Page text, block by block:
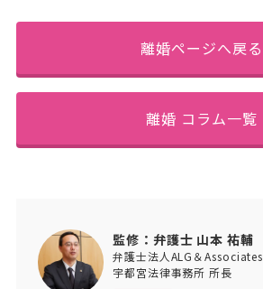
離婚ページへ戻る
離婚 コラム一覧
監修：弁護士 山本 祐輔
弁護士法人ALG＆Associates
宇都宮法律事務所 所長